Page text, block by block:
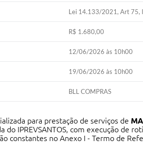
Lei 14.133/2021, Art 75,
R$ 1.680,00
12/06/2026 às 10h00
19/06/2026 às 10h00
BLL COMPRAS
para prestação de serviços de
do IPREVSANTOS, com execução de
constantes no Anexo I - Termo de